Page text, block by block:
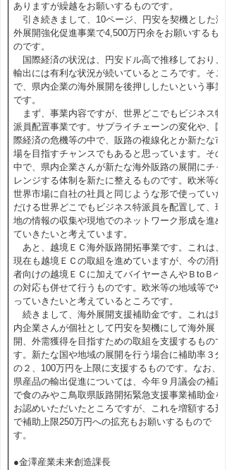
ありますが繰越をお願いするものです。
引き続きまして、10ページ、円安を契機とした海
外展開強化促進事業で4,500万円余をお願いするも
のです。
国際経済の状況は、円安ドル高で推移しており、
輸出には有利な状況が続いているところです。そこ
で、県内企業の海外展開を後押ししたいという事業
です。
まず、事業内容ですが、世界どこでもビジネス特
派員配置事業です。サプライチェーンの変化や、国
際経済の危機等の中で、販路の複線化とか新たな市
場を目指すチャンスでもあると思っています。その
中で、県内企業さんが新たな海外販路の展開にチャ
レンジする体制を新たに整えるものです。欧米等の
世界市場に自社の社員と同じような形で使っていた
だける世界どこでもビジネス特派員を配置して、現
地の情報の収集や現地でのネットワーク形成を進め
ていきたいと考えています。
あと、越境ＥＣ海外販路開拓事業です。これは、
現在も越境ＥＣの取組を進めていますが、今の消費
者向けの越境ＥＣに加えてバイヤーさんやＢtoＢへ
の対応も併せて行うものです。欧米等の地域等でや
っていきたいと考えているところです。
続きまして、海外展開支援補助金です。これは県
内企業さんが個社として円安を契機にして海外展
開、外需獲得を目指すための取組を支援するもので
す。新たな国や地域の展開を行う場合に補助率３分
の２、100万円を上限に支援するものです。なお、
県産品の輸出促進については、今年９月議会の補正
で食のみやこ鳥取県販路開拓緊急支援事業補助金を
お認めいただいたところですが、これを増額する形
で補助上限250万円への拡充もお願いするもので
す。
●金澤産業未来創造課長